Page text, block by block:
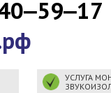
УСЛУГА